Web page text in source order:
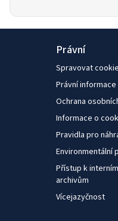
Právní
Spravovat
Právní informace
Ochrana
Informace o
Pravidla pro
Environmentální
Přístup k
archivům
Vícejazyčnost